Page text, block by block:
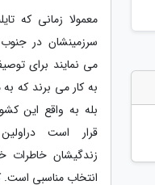
معمولا زمانی که
سرزمینشان در
به کار می برند که
بله به واقع این
قرار است
زندگیشان خاطرات
انتخاب مناسبی است.